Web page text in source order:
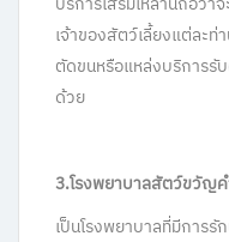
เจ้าของสัตว์เลี้ยงแต่ละท่
ตัดขนหรือแหล่งบริการรั
ด้วย
3.โรงพยาบาลสัตว์ขวัญ
เป็นโรงพยาบาลที่มีการ